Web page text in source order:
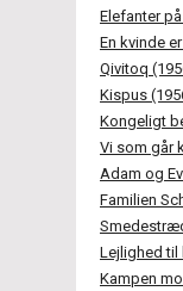
Elefanter
En kvinde
Qivitoq
Kispus
Kongeligt
Vi som går
Adam og
Familien
Lejlighed til
Kampen